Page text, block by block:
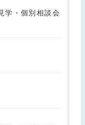
学・個別相談会